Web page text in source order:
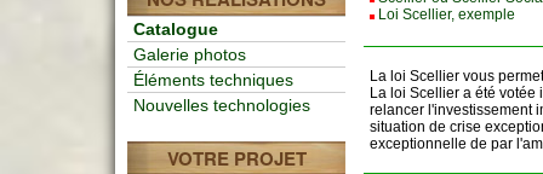
Catalogue
Galerie photos
Éléments techniques
Nouvelles technologies
VOTRE PROJET
Loi Scellier, exemple
La loi Scellier vous
La loi Scellier a été
relancer l'investissement
situation de crise
exceptionnelle de par